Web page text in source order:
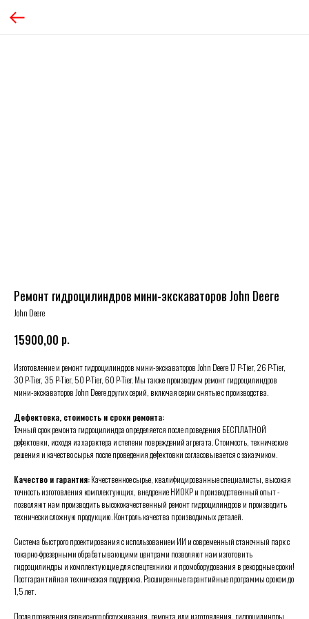
Ремонт гидроцилиндров мини-экскаваторов John Deere
John Deere
15900,00 р.
Изготовление и ремонт гидроцилиндров мини-экскаваторов John Deere 17 P-Tier, 26 P-Tier,
30 P-Tier, 35 P-Tier, 50 P-Tier, 60 P-Tier. Мы также производим ремонт гидроцилиндров
мини-экскаваторов John Deere других серий, включая серии снятые с производства.
Дефектовка, стоимость и сроки ремонта:
Точный срок ремонта гидроцилиндра определяется после проведения БЕСПЛАТНОЙ
дефектовки, исходя из характера и степени повреждений агрегата. Стоимость, технические
решения и качество сырья после проведения дефектовки согласовывается с заказчиком.
Качество и гарантия:Качественное сырье, квалифицированные специалисты, высокая
точность изготовления комплектующих, внедрение НИОКР и производственный опыт -
позволяют нам производить высококачественный ремонт гидроцилиндров и производить
технически сложную продукцию. Контроль качества производимых деталей.
Система быстрого проектирования с использованием ИИ и современный станочный парк с
токарно-фрезерными обрабатывающими центрами позволяют нам изготовить
гидроцилиндры и комплектующие для спецтехники и промоборудования в рекордные сроки!
Постгарантийная техническая поддержка. Расширенные гарантийные программы сроком до
1,5 лет.
После проведения сервисного обслуживания, ремонта или изготовления, гидроцилиндры